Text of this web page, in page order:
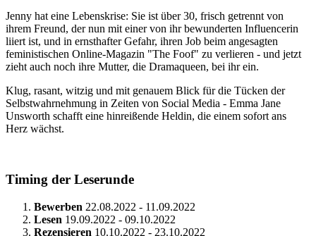
Jenny hat eine Lebenskrise: Sie ist über 30, frisch getrennt von
ihrem Freund, der nun mit einer von ihr bewunderten Influencerin
liiert ist, und in ernsthafter Gefahr, ihren Job beim angesagten
feministischen Online-Magazin "The Foof" zu verlieren - und jetzt
zieht auch noch ihre Mutter, die Dramaqueen, bei ihr ein.
Klug, rasant, witzig und mit genauem Blick für die Tücken der
Selbstwahrnehmung in Zeiten von Social Media - Emma Jane
Unsworth schafft eine hinreißende Heldin, die einem sofort ans
Herz wächst.
Timing der Leserunde
Bewerben 22.08.2022 - 11.09.2022
Lesen 19.09.2022 - 09.10.2022
Rezensieren 10.10.2022 - 23.10.2022